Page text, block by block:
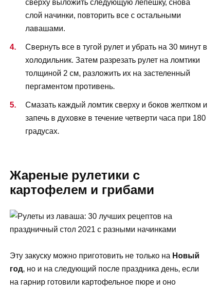
сверху выложить следующую лепешку, снова
слой начинки, повторить все с остальными
лавашами.
Свернуть все в тугой рулет и убрать на 30 минут в
холодильник. Затем разрезать рулет на ломтики
толщиной 2 см, разложить их на застеленный
пергаментом противень.
Смазать каждый ломтик сверху и боков желтком и
запечь в духовке в течение четверти часа при 180
градусах.
Жареные рулетики с
картофелем и грибами
Эту закуску можно приготовить не только на Новый
год, но и на следующий после праздника день, если
на гарнир готовили картофельное пюре и оно